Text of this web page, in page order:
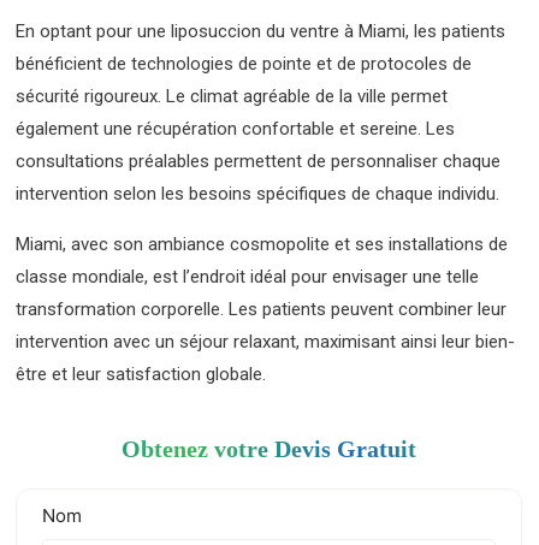
En optant pour une liposuccion du ventre à Miami, les patients
bénéficient de technologies de pointe et de protocoles de
sécurité rigoureux. Le climat agréable de la ville permet
également une récupération confortable et sereine. Les
consultations préalables permettent de personnaliser chaque
intervention selon les besoins spécifiques de chaque individu.
Miami, avec son ambiance cosmopolite et ses installations de
classe mondiale, est l’endroit idéal pour envisager une telle
transformation corporelle. Les patients peuvent combiner leur
intervention avec un séjour relaxant, maximisant ainsi leur bien-
être et leur satisfaction globale.
Obtenez votre Devis Gratuit